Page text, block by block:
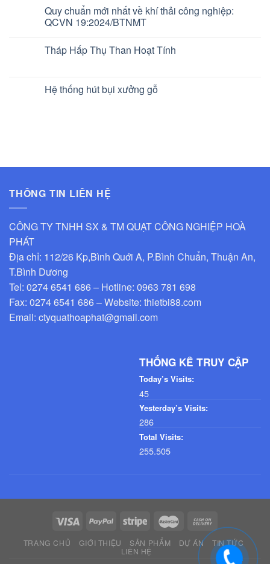
Quy chuẩn mới nhất về khí thải công nghiệp:
QCVN 19:2024/BTNMT
Tháp Hấp Thụ Than Hoạt Tính
Hệ thống hút bụi xưởng gỗ
THÔNG TIN LIÊN HỆ
CÔNG TY TNHH SX & TM QUẠT CÔNG NGHIỆP HOÀ
PHÁT
Địa chỉ: 112/26 Kp,Bình Quới A, P.Bình Chuẩn, Thuận An,
T.Bình Dương
Tel: 0274 6541 686 – Hotline: 0963 781 698
Fax: 0274 6541 686 – Website: thietbi88.com
Email: ctyquathoaphat@gmail.com
THỐNG KÊ TRUY CẬP
Today’s Visits:
45
Yesterday’s Visits:
286
Total Visits:
255.505
TRANG CHỦ GIỚI THIỆU SẢN PHẨM DỰ ÁN
TIN TỨC
LIÊN HỆ